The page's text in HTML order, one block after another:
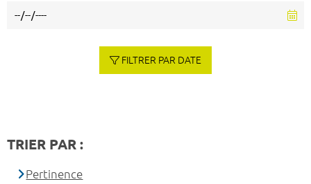
FILTRER PAR DATE
TRIER PAR :
Pertinence